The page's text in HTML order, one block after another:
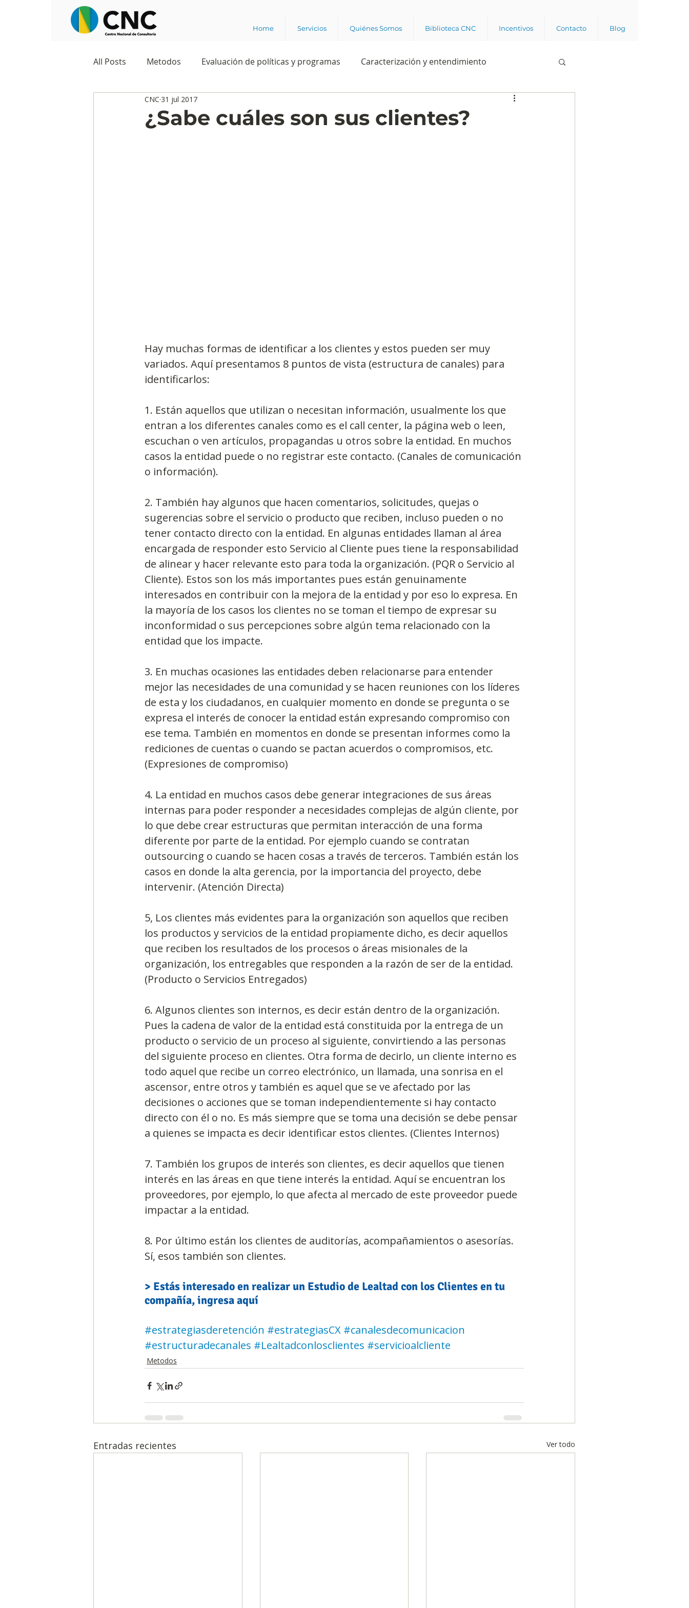
Home Servicios Quiénes Somos Biblioteca CNC Incentivos Contacto Blog
All Posts Metodos Evaluación de políticas y programas Caracterización y entendimiento
Observatorios sociales Business analytics
Generadores de ideas Capacitaciones
¿Sabe cuáles son sus clientes?
CNC 31 jul 2017
Hay muchas formas de identificar a los clientes y estos pueden ser muy
variados. Aquí presentamos 8 puntos de vista (estructura de canales) para
identificarlos:
1. Están aquellos que utilizan o necesitan información, usualmente los que
entran a los diferentes canales como es el call center, la página web o leen,
escuchan o ven artículos, propagandas u otros sobre la entidad. En muchos
casos la entidad puede o no registrar este contacto. (Canales de comunicación
o información).
2. También hay algunos que hacen comentarios, solicitudes, quejas o
sugerencias sobre el servicio o producto que reciben, incluso pueden o no
tener contacto directo con la entidad. En algunas entidades llaman al área
encargada de responder esto Servicio al Cliente pues tiene la responsabilidad
de alinear y hacer relevante esto para toda la organización. (PQR o Servicio al
Cliente). Estos son los más importantes pues están genuinamente
interesados en contribuir con la mejora de la entidad y por eso lo expresa. En
la mayoría de los casos los clientes no se toman el tiempo de expresar su
inconformidad o sus percepciones sobre algún tema relacionado con la
entidad que los impacte.
3. En muchas ocasiones las entidades deben relacionarse para entender
mejor las necesidades de una comunidad y se hacen reuniones con los líderes
de esta y los ciudadanos, en cualquier momento en donde se pregunta o se
expresa el interés de conocer la entidad están expresando compromiso con
ese tema. También en momentos en donde se presentan informes como la
rediciones de cuentas o cuando se pactan acuerdos o compromisos, etc.
(Expresiones de compromiso)
4. La entidad en muchos casos debe generar integraciones de sus áreas
internas para poder responder a necesidades complejas de algún cliente, por
lo que debe crear estructuras que permitan interacción de una forma
diferente por parte de la entidad. Por ejemplo cuando se contratan
outsourcing o cuando se hacen cosas a través de terceros. También están los
casos en donde la alta gerencia, por la importancia del proyecto, debe
intervenir. (Atención Directa)
5, Los clientes más evidentes para la organización son aquellos que reciben
los productos y servicios de la entidad propiamente dicho, es decir aquellos
que reciben los resultados de los procesos o áreas misionales de la
organización, los entregables que responden a la razón de ser de la entidad.
(Producto o Servicios Entregados)
6. Algunos clientes son internos, es decir están dentro de la organización.
Pues la cadena de valor de la entidad está constituida por la entrega de un
producto o servicio de un proceso al siguiente, convirtiendo a las personas
del siguiente proceso en clientes. Otra forma de decirlo, un cliente interno es
todo aquel que recibe un correo electrónico, un llamada, una sonrisa en el
ascensor, entre otros y también es aquel que se ve afectado por las
decisiones o acciones que se toman independientemente si hay contacto
directo con él o no. Es más siempre que se toma una decisión se debe pensar
a quienes se impacta es decir identificar estos clientes. (Clientes Internos)
7. También los grupos de interés son clientes, es decir aquellos que tienen
interés en las áreas en que tiene interés la entidad. Aquí se encuentran los
proveedores, por ejemplo, lo que afecta al mercado de este proveedor puede
impactar a la entidad.
8. Por último están los clientes de auditorías, acompañamientos o asesorías.
Sí, esos también son clientes.
> Estás interesado en realizar un Estudio de Lealtad con los Clientes en tu
compañía, ingresa aquí
#estrategiasderetención #estrategiasCX #canalesdecomunicacion
#estructuradecanales #Lealtadconlosclientes #servicioalcliente
Metodos
Entradas recientes Ver todo